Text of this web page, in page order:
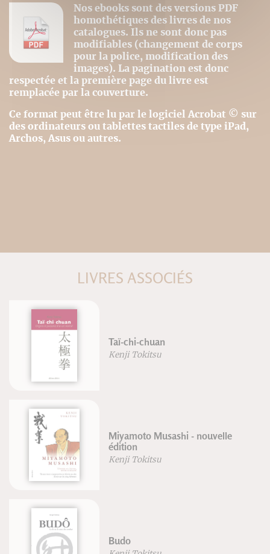
Nos ebooks sont des versions PDF
homothétiques des livres de nos
catalogues. Ils ne sont donc pas
modifiables (changement de corps
pour la police, modification des
images). La pagination est donc
respectée et la première page du livre est
remplacée par la couverture.
Ce format peut être lu par le logiciel Acrobat © sur
des ordinateurs ou tablettes tactiles de type iPad,
Archos, Asus ou autres.
LIVRES ASSOCIÉS
Taï-chi-chuan
Kenji Tokitsu
Miyamoto Musashi - nouvelle
édition
Kenji Tokitsu
Budo